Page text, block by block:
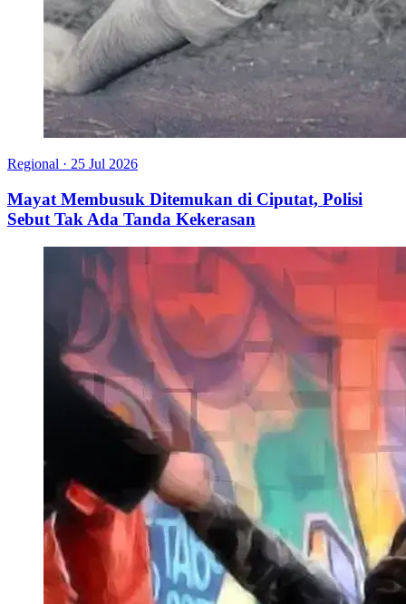
Regional · 25 Jul 2026
Mayat Membusuk Ditemukan di Ciputat, Polisi
Sebut Tak Ada Tanda Kekerasan